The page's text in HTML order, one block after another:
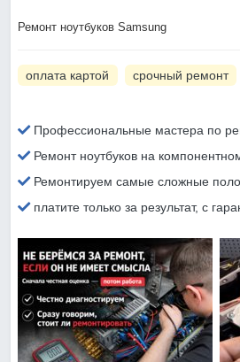
Ремонт ноутбуков Samsung
оплата картой срочный ремонт
Профессиональные мастера по
Ремонт ноутбуков на
Ремонтируем самые сложные
платите только за результат, с